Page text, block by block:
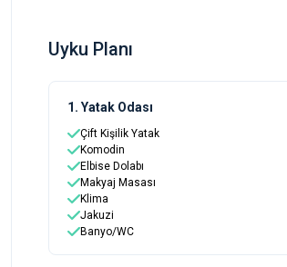
Uyku Planı
1. Yatak Odası
Çift Kişilik Yatak
Komodin
Elbise Dolabı
Makyaj Masası
Klima
Jakuzi
Banyo/WC